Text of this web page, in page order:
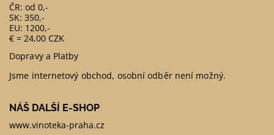
ČR: od 0,-
SK: 350,-
EU: 1200,-
€ = 24,00 CZK
Dopravy a Platby
Jsme internetový obchod, osobní odběr není možný.
NÁŠ DALŠÍ E-SHOP
www.vinoteka-praha.cz